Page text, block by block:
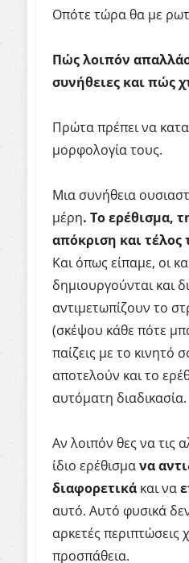
Οπότε τώρα θα με
Πώςλοιπόν
συνήθειες καιπώς
Πρώτα πρέπει να
μορφολογία τους.
Μια συνήθεια
μέρη. Τοερέθισμα,
απόκριση καιτέλος
Και όπως είπαμε, οι
δημιουργούνται και
αντιμετωπίζουν το
(σκέψου κάθε πότε
παίζεις με το κινητό
αποτελούν και το
αυτόματη διαδικασία.
Αν λοιπόν θες να τις
ίδιο ερέθισμανα
διαφορετικά και να
αυτό. Αυτό φυσικά
αρκετές περιπτώσεις
προσπάθεια.